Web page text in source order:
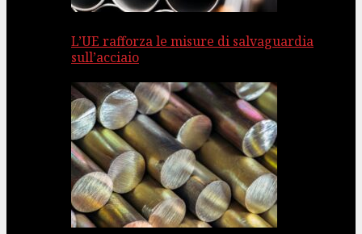
L’UE rafforza le misure di salvaguardia
sull’acciaio